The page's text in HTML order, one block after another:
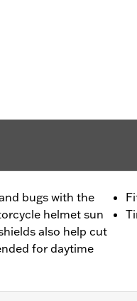
bugs with the
helmet sun
also help cut
for daytime